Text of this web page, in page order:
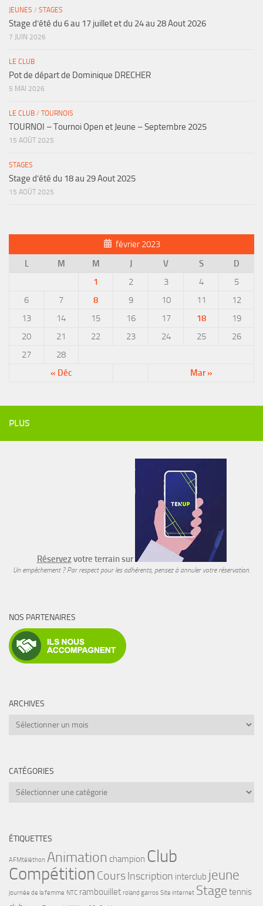
JEUNES / STAGES
Stage d’été du 6 au 17 juillet et du 24 au 28 Aout 2026
7 JUIN 2026
LE CLUB
Pot de départ de Dominique DRECHER
5 MAI 2026
LE CLUB / TOURNOIS
TOURNOI – Tournoi Open et Jeune – Septembre 2025
15 AOÛT 2025
STAGES
Stage d’été du 18 au 29 Aout 2025
15 AOÛT 2025
février 2023
L
M M J V S D
« Déc Mar »
1 2 3 4
5
6
7 8 9 10 11
12
13
14 15 16 17 18
19
20
21 22 23 24 25
26
27
28
PLUS
Réservez votre terrain sur
Un empêchement ? Par respect pour les adhérents, pensez à annuler votre réservation.
NOS PARTENAIRES
ARCHIVES
Archives
CATÉGORIES
Catégories
ÉTIQUETTES
AFMtéléthon Animation champion Club
Compétition Cours Inscription interclub jeune
journée de la femme NTC rambouillet roland garros Site internet Stage tennis